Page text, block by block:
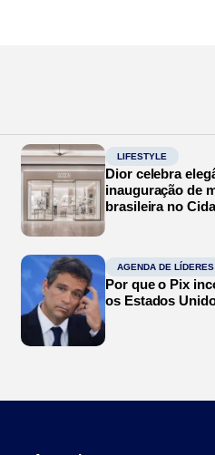
LIFESTYLE
Dior celebra
inauguração de
brasileira no
AGENDA DE LÍDERES
Por que o Pix
os Estados